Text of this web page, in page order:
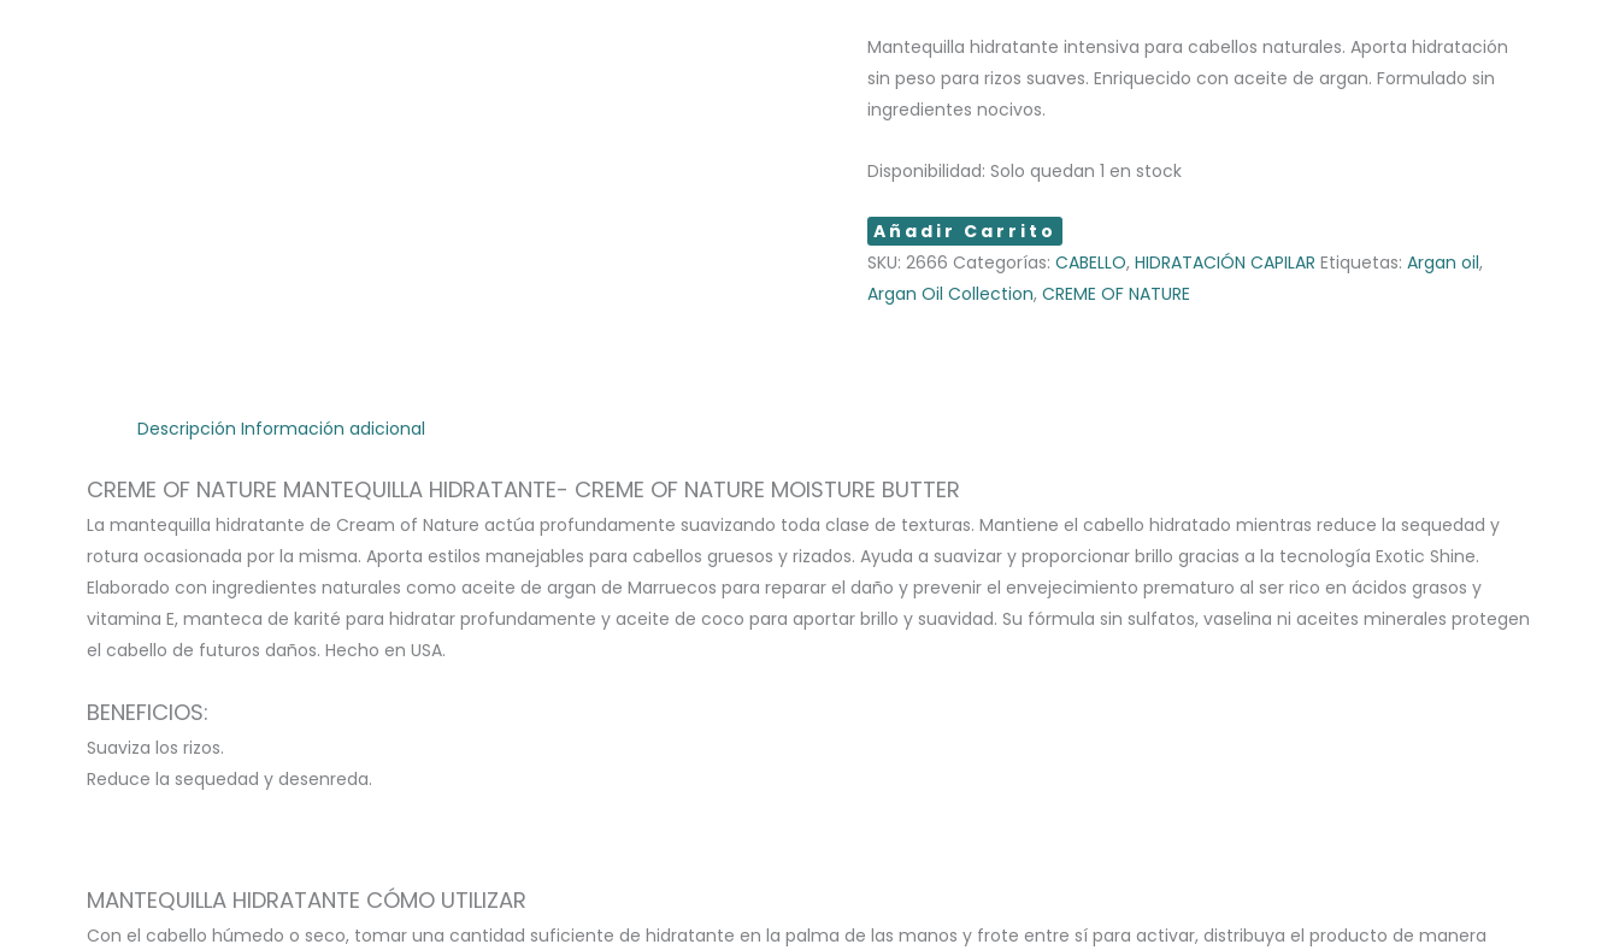
Mantequilla hidratante intensiva para cabellos naturales. Aporta hidratación
sin peso para rizos suaves. Enriquecido con aceite de argan. Formulado sin
ingredientes nocivos.
Disponibilidad: Solo quedan 1 en stock
CREME
OF
NATURE
Añadir Carrito
SKU: 2666 Categorías: CABELLO, HIDRATACIÓN CAPILAR Etiquetas: Argan oil,
Argan Oil Collection, CREME OF NATURE
Descripción Información adicional
CREME OF NATURE MANTEQUILLA HIDRATANTE- CREME OF NATURE MOISTURE BUTTER
La mantequilla hidratante de Cream of Nature actúa profundamente suavizando toda clase de texturas. Mantiene el cabello hidratado mientras reduce la sequedad y
rotura ocasionada por la misma. Aporta estilos manejables para cabellos gruesos y rizados. Ayuda a suavizar y proporcionar brillo gracias a la tecnología Exotic Shine.
Elaborado con ingredientes naturales como aceite de argan de Marruecos para reparar el daño y prevenir el envejecimiento prematuro al ser rico en ácidos grasos y
vitamina E, manteca de karité para hidratar profundamente y aceite de coco para aportar brillo y suavidad. Su fórmula sin sulfatos, vaselina ni aceites minerales protegen
el cabello de futuros daños. Hecho en USA.
BENEFICIOS:
Suaviza los rizos.
Reduce la sequedad y desenreda.
MANTEQUILLA HIDRATANTE CÓMO UTILIZAR
Con el cabello húmedo o seco, tomar una cantidad suficiente de hidratante en la palma de las manos y frote entre sí para activar, distribuya el producto de manera